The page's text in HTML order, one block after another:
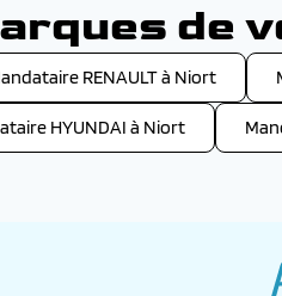
de
RENAULT à Niort
HYUNDAI à Niort